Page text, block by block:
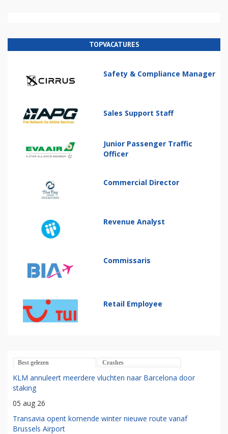
TOPVACATURES
Safety & Compliance Manager
Sales Support Staff
Junior Passenger Traffic
Officer
Commercial Director
Revenue Analyst
Commissaris
Retail Employee
Best gelezen Crashes
KLM annuleert meerdere vluchten naar Barcelona door
staking
05 aug 26
Transavia opent komende winter nieuwe route vanaf
Brussels Airport